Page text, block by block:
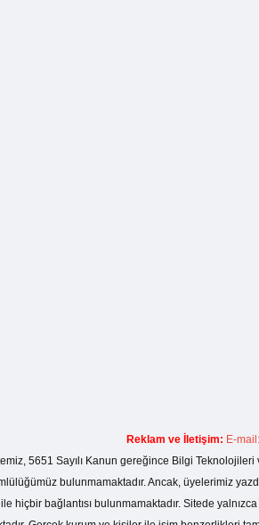
Reklam ve İletişim: E-
5651 Sayılı Kanun gereğince Bilgi
bulunmamaktadır. Ancak, üyelerimiz
hiçbir bağlantısı bulunmamaktadır. Sitede